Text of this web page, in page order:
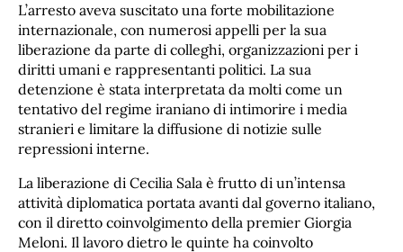
L’arresto aveva suscitato una forte mobilitazione
internazionale, con numerosi appelli per la sua
liberazione da parte di colleghi, organizzazioni per i
diritti umani e rappresentanti politici. La sua
detenzione è stata interpretata da molti come un
tentativo del regime iraniano di intimorire i media
stranieri e limitare la diffusione di notizie sulle
repressioni interne.
La liberazione di Cecilia Sala è frutto di un’intensa
attività diplomatica portata avanti dal governo italiano,
con il diretto coinvolgimento della premier Giorgia
Meloni. Il lavoro dietro le quinte ha coinvolto